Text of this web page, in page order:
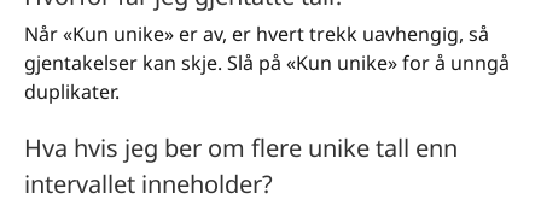
Når «Kun unike» er av, er hvert trekk uavhengig, så
gjentakelser kan skje. Slå på «Kun unike» for å unngå
duplikater.
Hva hvis jeg ber om flere unike tall enn
intervallet inneholder?